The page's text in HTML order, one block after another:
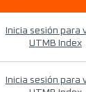
Inicia sesión para
UTMB Index
Inicia sesión para